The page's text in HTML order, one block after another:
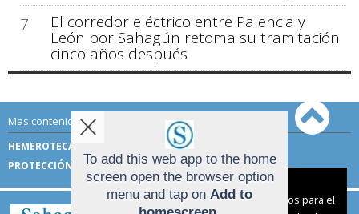
7
El corredor eléctrico entre Palencia y
León por Sahagún retoma su tramitación
cinco años después
Mas contenido de Sahagún Digital:
HEMEROTECA
TÉRMINOS DE USO
PROTECCIÓN DE DATOSTo add this web app to the home
screen open the browser option
menu and tap on Add to
Aviso sobre el Uso de cookies:
Utilizamos cookies nuestras y de terceros para el